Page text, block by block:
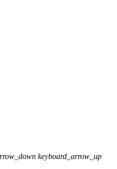
keyboard_arrow_up